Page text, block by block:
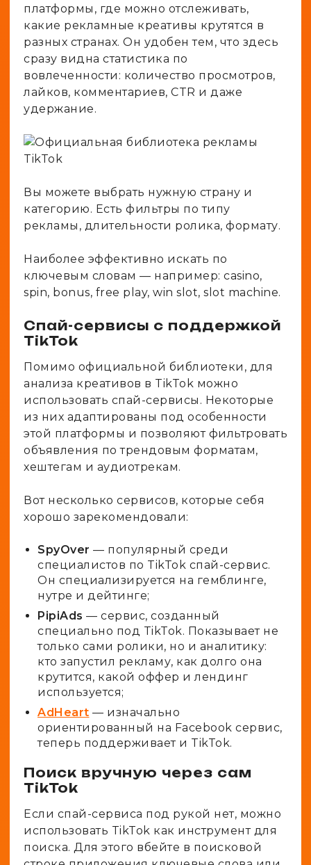
платформы, где можно отслеживать,
какие рекламные креативы крутятся в
разных странах. Он удобен тем, что здесь
сразу видна статистика по
вовлеченности: количество просмотров,
лайков, комментариев, CTR и даже
удержание.
Вы можете выбрать нужную страну и
категорию. Есть фильтры по типу
рекламы, длительности ролика, формату.
Наиболее эффективно искать по
ключевым словам — например: casino,
spin, bonus, free play, win slot, slot machine.
Спай-сервисы с поддержкой
TikTok
Помимо официальной библиотеки, для
анализа креативов в TikTok можно
использовать спай-сервисы. Некоторые
из них адаптированы под особенности
этой платформы и позволяют фильтровать
объявления по трендовым форматам,
хештегам и аудиотрекам.
Вот несколько сервисов, которые себя
хорошо зарекомендовали:
SpyOver — популярный среди
специалистов по TikTok спай-сервис.
Он специализируется на гемблинге,
нутре и дейтинге;
PipiAds — сервис, созданный
специально под TikTok. Показывает не
только сами ролики, но и аналитику:
кто запустил рекламу, как долго она
крутится, какой оффер и лендинг
используется;
AdHeart — изначально
ориентированный на Facebook сервис,
теперь поддерживает и TikTok.
Поиск вручную через сам
TikTok
Если спай-сервиса под рукой нет, можно
использовать TikTok как инструмент для
поиска. Для этого вбейте в поисковой